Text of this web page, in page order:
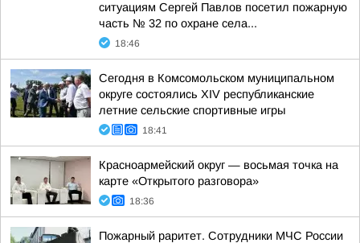
ситуациям Сергей Павлов посетил пожарную
часть № 32 по охране села...
18:46
Сегодня в Комсомольском муниципальном
округе состоялись XIV республиканские
летние сельские спортивные игры
18:41
Красноармейский округ — восьмая точка на
карте «Открытого разговора»
18:36
Пожарный раритет. Сотрудники МЧС России